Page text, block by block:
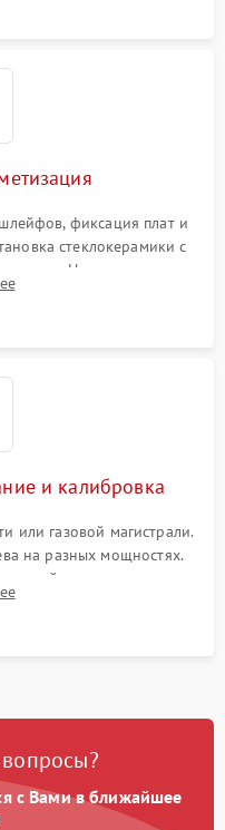
фиксация плат и
стеклокерамики с
Нанесение
уплотнительной
и калибровка
или газовой магистрали.
на разных мощностях.
таймера, индикаторов
от перегрева.
с Вами в ближайшее